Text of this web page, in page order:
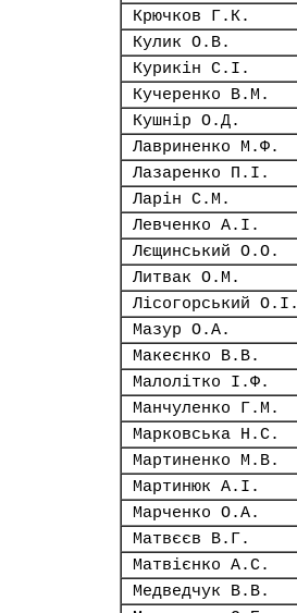
Крючков Г.К.
Кулик О.В.
Курикін С.І.
Кучеренко В.М.
Кушнір О.Д.
Лавриненко М.Ф.
Лазаренко П.І.
Ларін С.М.
Левченко А.І.
Лєщинський О.О.
Литвак О.М.
Лісогорський О.І.
Мазур О.А.
Макеєнко В.В.
Малолітко І.Ф.
Манчуленко Г.М.
Марковська Н.С.
Мартиненко М.В.
Мартинюк А.І.
Марченко О.А.
Матвєєв В.Г.
Матвієнко А.С.
Медведчук В.В.